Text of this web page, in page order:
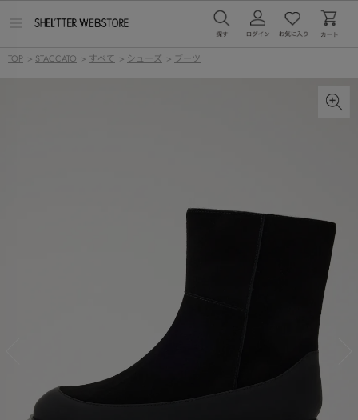
ー
TOP > STACCATO > すべて > シューズ > ブーツ